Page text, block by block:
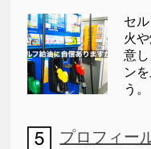
セ
火
意
ン
う
プロフィー